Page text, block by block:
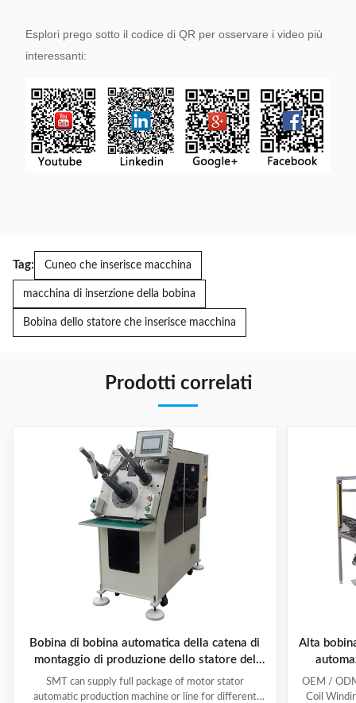
Esplori prego sotto il codice di QR per osservare i video più
interessanti:
Tag: Cuneo che inserisce macchina
macchina di inserzione della bobina
Bobina dello statore che inserisce macchina
Prodotti correlati
Bobina di bobina automatica della catena di
montaggio di produzione dello statore del
motore del compressore e macchina di
inserimento
SMT can supply full package of motor stator
automatic production machine or line for different
Alta
OEM /
Coil